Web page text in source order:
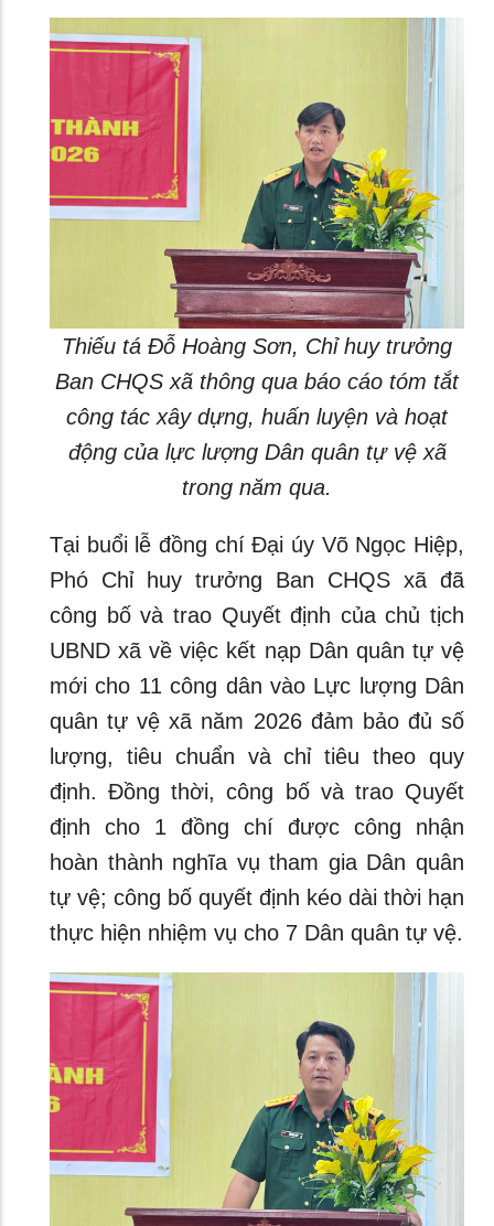
Thiếu tá Đỗ Hoàng Sơn, Chỉ huy trưởng
Ban CHQS xã thông qua báo cáo tóm tắt
công tác xây dựng, huấn luyện và hoạt
động của lực lượng Dân quân tự vệ xã
trong năm qua.
Tại buổi lễ đồng chí Đại úy Võ Ngọc Hiệp,
Phó Chỉ huy trưởng Ban CHQS xã đã
công bố và trao Quyết định của chủ tịch
UBND xã về việc kết nạp Dân quân tự vệ
mới cho 11 công dân vào Lực lượng Dân
quân tự vệ xã năm 2026 đảm bảo đủ số
lượng, tiêu chuẩn và chỉ tiêu theo quy
định. Đồng thời, công bố và trao Quyết
định cho 1 đồng chí được công nhận
hoàn thành nghĩa vụ tham gia Dân quân
tự vệ; công bố quyết định kéo dài thời hạn
thực hiện nhiệm vụ cho 7 Dân quân tự vệ.